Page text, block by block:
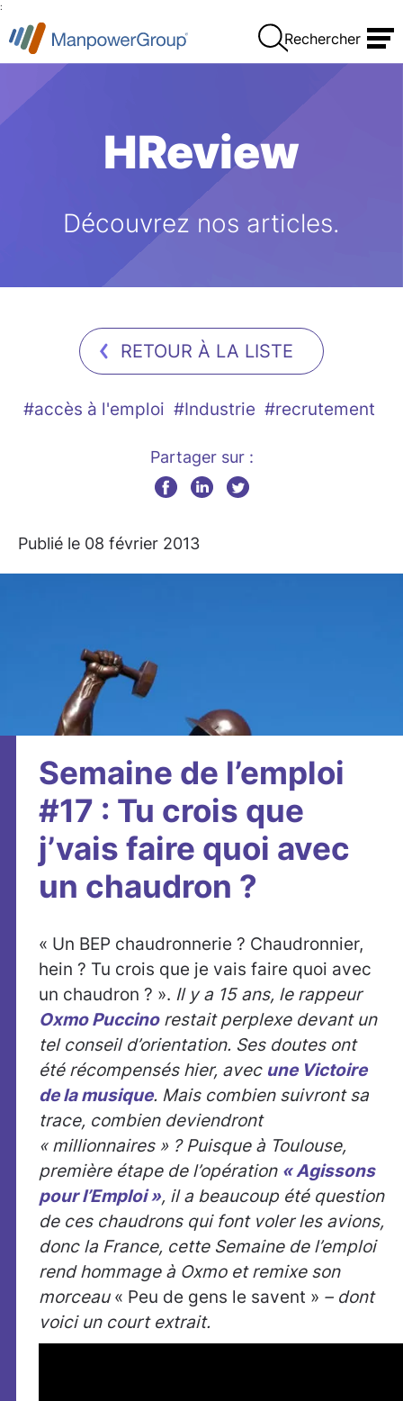
:
Rechercher
HReview
Découvrez nos articles.
RETOUR À LA LISTE
#accès à l'emploi #Industrie #recrutement
Partager sur :
Publié le 08 février 2013
Semaine de l’emploi
#17 : Tu crois que
j’vais faire quoi avec
un chaudron ?
« Un BEP chaudronnerie ? Chaudronnier,
hein ? Tu crois que je vais faire quoi avec
un chaudron ? ». Il y a 15 ans, le rappeur
Oxmo Puccinorestait perplexe devant un
tel conseil d’orientation. Ses doutes ont
été récompensés hier, avec une Victoire
de la musique. Mais combien suivront sa
trace, combien deviendront
« millionnaires » ? Puisque à Toulouse,
première étape de l’opération « Agissons
pour l’Emploi », il a beaucoup été question
de ces chaudrons qui font voler les avions,
donc la France, cette Semaine de l’emploi
rend hommage à Oxmo et remixe son
morceau « Peu de gens le savent » – dont
voici un court extrait.